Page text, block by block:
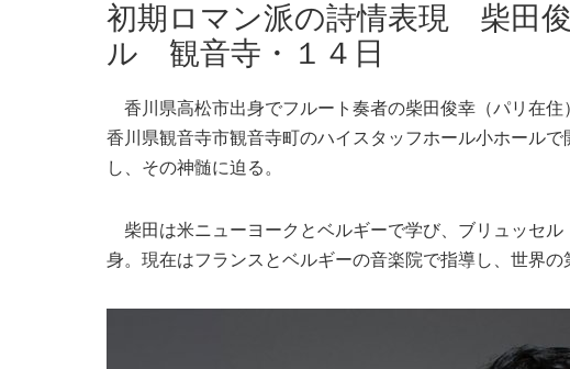
初期ロマン派の詩情表現 柴田
ル 観音寺・１４日
香川県高松市出身でフルート奏者の柴田俊幸（パリ在
香川県観音寺市観音寺町のハイスタッフホール小ホール
し、その神髄に迫る。
柴田は米ニューヨークとベルギーで学び、ブリュッセ
身。現在はフランスとベルギーの音楽院で指導し、世界の